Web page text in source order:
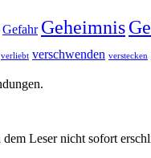
Gefahr Geheimnis
verliebt verschwenden verstecken
Leser nicht sofort